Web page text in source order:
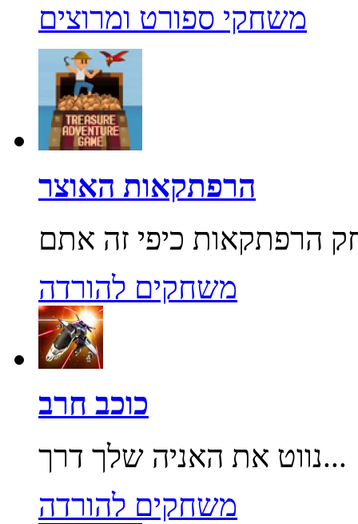
משחקי ספורט ומרוצים
הרפתקאות האוצר
משחקים להורדה
כוכב חרב
נווט את האניה שלך דרך...
משחקים להורדה